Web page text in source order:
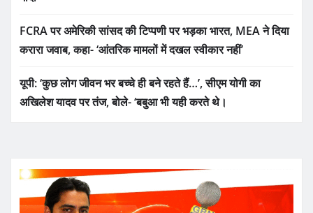
FCRA पर अमेरिकी सांसद की टिप्पणी पर भड़का भारत, MEA ने दिया
करारा जवाब, कहा- ‘आंतरिक मामलों में दखल स्वीकार नहीं’
यूपी: ‘कुछ लोग जीवन भर बच्चे ही बने रहते हैं…’, सीएम योगी का
अखिलेश यादव पर तंज, बोले- ‘बबुआ भी यही करते थे।